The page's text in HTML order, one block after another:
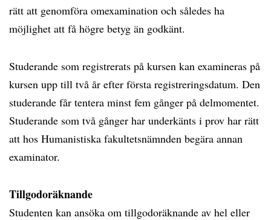
rätt att genomföra omexamination och således ha
möjlighet att få högre betyg än godkänt.
Studerande som registrerats på kursen kan examineras på
kursen upp till två år efter första registreringsdatum. Den
studerande får tentera minst fem gånger på delmomentet.
Studerande som två gånger har underkänts i prov har rätt
att hos Humanistiska fakultetsnämnden begära annan
examinator.
Tillgodoräknande
Studenten kan ansöka om tillgodoräknande av hel eller